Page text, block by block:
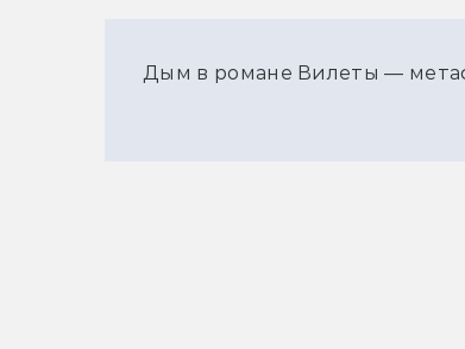
Дым в романе Вилеты —